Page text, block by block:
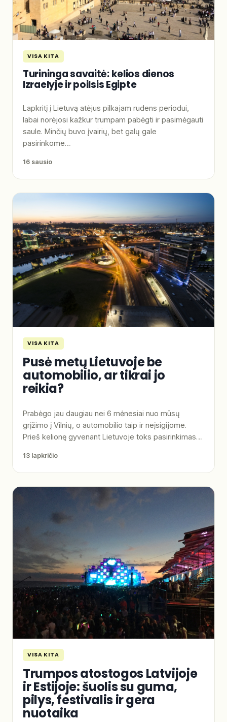
VISA KITA
Turininga savaitė: kelios dienos
Izraelyje ir poilsis Egipte
Lapkritį į Lietuvą atėjus pilkajam rudens periodui,
labai norėjosi kažkur trumpam pabėgti ir pasimėgauti
saule. Minčių buvo įvairių, bet galų gale
pasirinkome…
16 sausio
VISA KITA
Pusė metų Lietuvoje be
automobilio, ar tikrai jo
reikia?
Prabėgo jau daugiau nei 6 mėnesiai nuo mūsų
grįžimo į Vilnių, o automobilio taip ir neįsigijome.
Prieš kelionę gyvenant Lietuvoje toks pasirinkimas…
13 lapkričio
VISA KITA
Trumpos atostogos Latvijoje
ir Estijoje: šuolis su guma,
pilys, festivalis ir gera
nuotaika